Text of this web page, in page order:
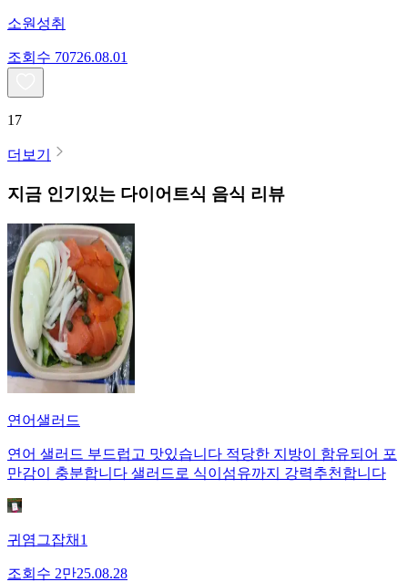
소원성취
조회수 70726.08.01
17
더보기
지금 인기있는 다이어트식 음식 리뷰
연어샐러드
연어 샐러드 부드럽고 맛있습니다 적당한 지방이 함유되어 포
만감이 충분합니다 샐러드로 식이섬유까지 강력추천합니다
귀염그잡채1
조회수 2만25.08.28